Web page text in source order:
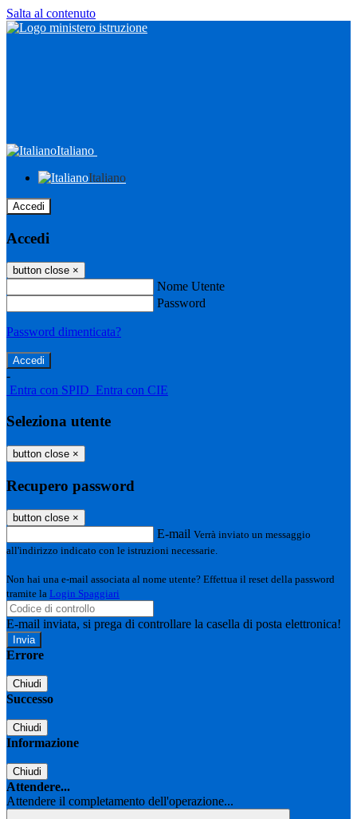
Salta al contenuto
Italiano
Italiano
Accedi
Accedi
button close ×
Nome Utente
Password
Password dimenticata?
-
Entra con SPID Entra con CIE
Seleziona utente
button close ×
Recupero password
button close ×
E-mail Verrà inviato un messaggio
all'indirizzo indicato con le istruzioni necessarie.
Non hai una e-mail associata al nome utente? Effettua il reset della password
tramite la Login Spaggiari
E-mail inviata, si prega di controllare la casella di posta elettronica!
Errore
Chiudi
Successo
Chiudi
Informazione
Chiudi
Attendere...
Attendere il completamento dell'operazione...